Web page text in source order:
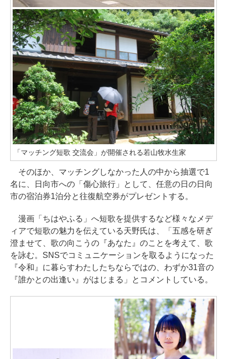
「マッチング短歌 交流会」が開催される若山牧水生家
そのほか、マッチングしなかった人の中から抽選で1
名に、日向市への「傷心旅行」として、任意の日の日向
市の宿泊券1泊分と往復航空券がプレゼントする。
漫画「ちはやふる」へ短歌を提供するなど様々なメデ
ィアで短歌の魅力を伝えている天野氏は、「五感を研ぎ
澄ませて、歌の向こうの『あなた』のことを考えて、歌
を詠む。SNSでコミュニケーションを取るようになった
『令和』に暮らすわたしたちならではの、わずか31音の
『誰かとの出逢い』がはじまる」とコメントしている。